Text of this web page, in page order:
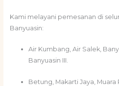
Kami melayani pemesanan di
Banyuasin:
Air Kumbang, Air Salek,
Banyuasin III.
Betung, Makarti Jaya, Muara